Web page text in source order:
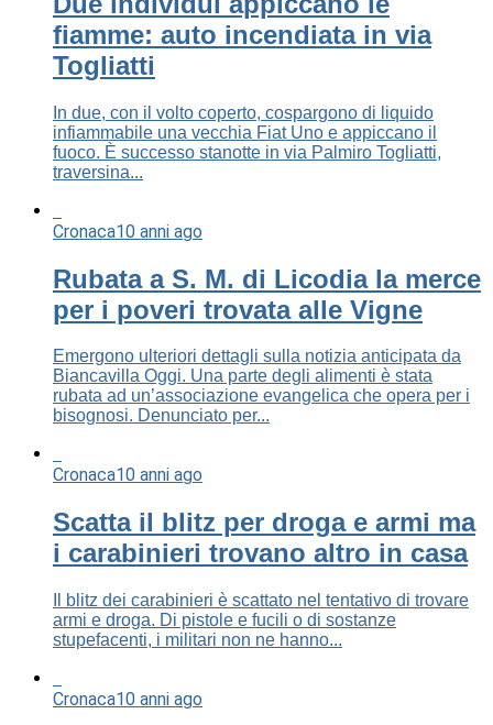
fiamme: auto incendiata in via
Togliatti
In due, con il volto coperto, cospargono di liquido
infiammabile una vecchia Fiat Uno e appiccano il
fuoco. È successo stanotte in via Palmiro Togliatti,
traversina...
Cronaca10 anni ago
Rubata a S. M. di Licodia la merce
per i poveri trovata alle Vigne
Emergono ulteriori dettagli sulla notizia anticipata da
Biancavilla Oggi. Una parte degli alimenti è stata
rubata ad un’associazione evangelica che opera per i
bisognosi. Denunciato per...
Cronaca10 anni ago
Scatta il blitz per droga e armi ma
i carabinieri trovano altro in casa
Il blitz dei carabinieri è scattato nel tentativo di trovare
armi e droga. Di pistole e fucili o di sostanze
stupefacenti, i militari non ne hanno...
Cronaca10 anni ago